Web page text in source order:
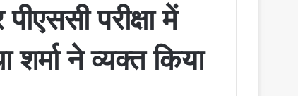
परीक्षा में
ने व्यक्त किया